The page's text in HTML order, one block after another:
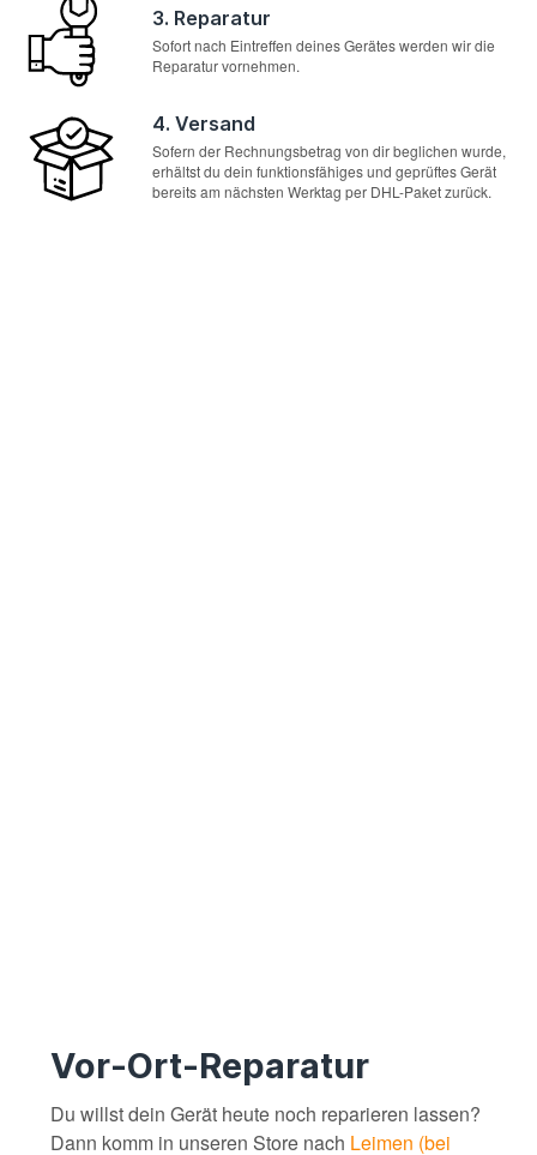
3. Reparatur
Sofort nach Eintreffen deines Gerätes werden wir die
Reparatur vornehmen.
4. Versand
Sofern der Rechnungsbetrag von dir beglichen wurde,
erhältst du dein funktionsfähiges und geprüftes Gerät
bereits am nächsten Werktag per DHL-Paket zurück.
Vor-Ort-Reparatur
Du willst dein Gerät heute noch reparieren lassen?
Dann komm in unseren Store nach Leimen (bei